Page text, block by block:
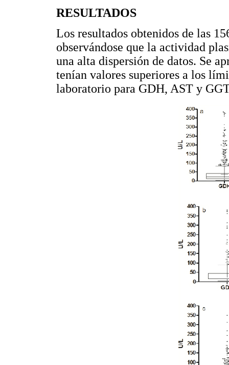
RESULTADOS
Los resultados obtenidos de las
observándose que la actividad
una alta dispersión de datos. Se
tenían valores superiores a los
laboratorio para GDH, AST y